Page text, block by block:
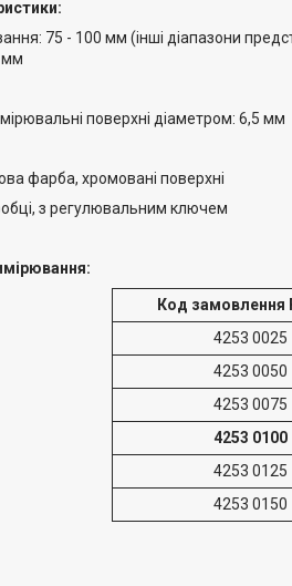
75 - 100 мм (інші діапазони
мм
поверхні діаметром: 6,5 мм
фарба, хромовані поверхні
з регулювальним ключем
Код замовлення
4253 0025
4253 0050
4253 0075
4253 0100
4253 0125
4253 0150